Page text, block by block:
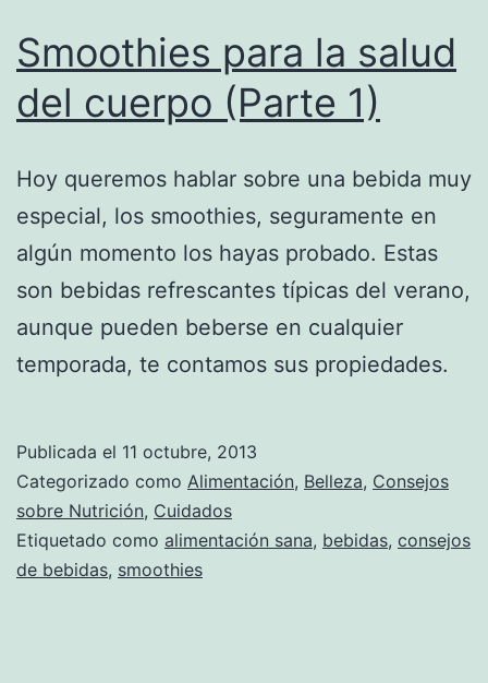
Smoothies para la salud
del cuerpo (Parte 1)
Hoy queremos hablar sobre una bebida muy
especial, los smoothies, seguramente en
algún momento los hayas probado. Estas
son bebidas refrescantes típicas del verano,
aunque pueden beberse en cualquier
temporada, te contamos sus propiedades.
Publicada el 11 octubre, 2013
Categorizado como Alimentación, Belleza, Consejos
sobre Nutrición, Cuidados
Etiquetado como alimentación sana, bebidas, consejos
de bebidas, smoothies